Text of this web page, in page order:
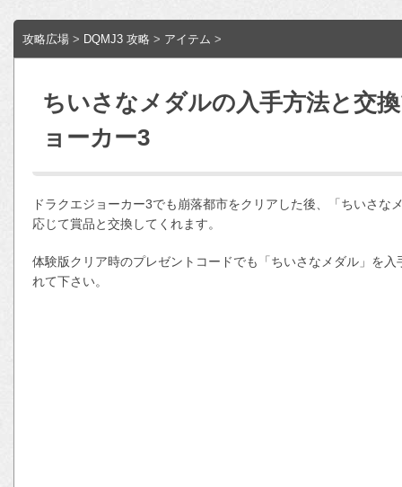
攻略広場 > DQMJ3 攻略 > アイテム >
ちいさなメダルの入手方法と交
ョーカー3
ドラクエジョーカー3でも崩落都市をクリアした後、「ちいさ
応じて賞品と交換してくれます。
体験版クリア時のプレゼントコードでも「ちいさなメダル」を
れて下さい。